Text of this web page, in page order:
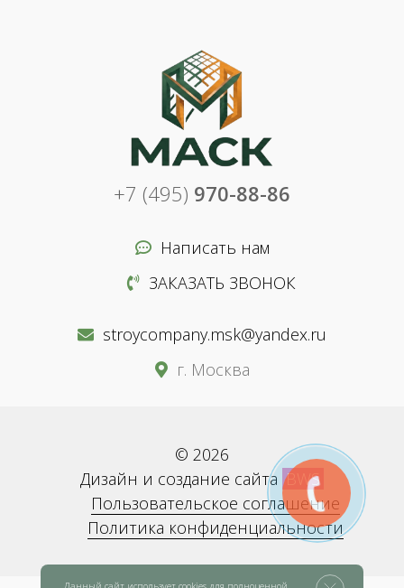
+7 (495) 970-88-86
Написать нам
ЗАКАЗАТЬ ЗВОНОК
stroycompany.msk@yandex.ru
г. Москва
© 2026
Дизайн и создание сайта BWS
Пользовательское соглашение
Политика конфиденциальности